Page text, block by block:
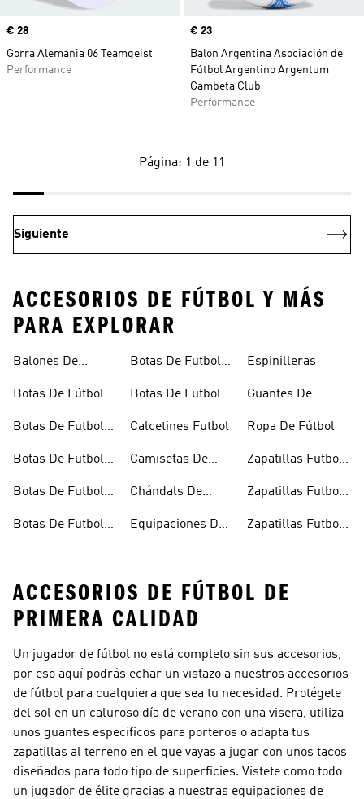
Precio
€ 28
Gorra Alemania 06 Teamgeist
Performance
Precio
€ 23
Balón Argentina Asociación de
Fútbol Argentino Argentum
Gambeta Club
Performance
Página: 1 de 11
Siguiente
ACCESORIOS DE FÚTBOL Y MÁS
PARA EXPLORAR
Balones De
Botas De Fútbol
Botas De Futbol
Botas De Futbol
Botas De Futbol
Botas De Futbol
Botas De Futbol
Botas De Futbol
Calcetines Futbol
Camisetas De
Chándals De
Equipaciones De
Espinilleras
Guantes De
Ropa De Fútbol
Zapatillas Futbol
Zapatillas Futbol
Zapatillas Futbol
ACCESORIOS DE FÚTBOL DE
PRIMERA CALIDAD
Un jugador de fútbol no está completo sin sus accesorios,
por eso aquí podrás echar un vistazo a nuestros accesorios
de fútbol para cualquiera que sea tu necesidad. Protégete
del sol en un caluroso día de verano con una visera, utiliza
unos guantes específicos para porteros o adapta tus
zapatillas al terreno en el que vayas a jugar con unos tacos
diseñados para todo tipo de superficies. Vístete como todo
un jugador de élite gracias a nuestras equipaciones de